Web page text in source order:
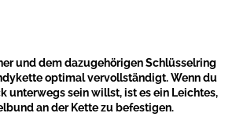
und dem dazugehörigen Schlüsselring
optimal vervollständigt. Wenn du
unterwegs sein willst, ist es ein Leichtes,
an der Kette zu befestigen.